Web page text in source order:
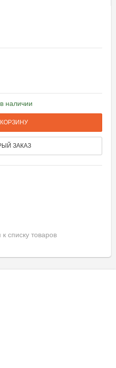
наличии
ЗАКАЗ
к списку товаров